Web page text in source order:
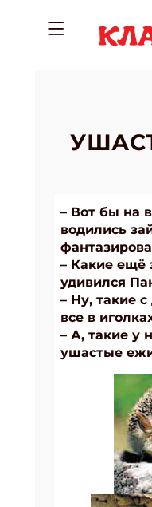
– Вот бы на
водились
– Какие ещё
удивился
– Ну, такие
все в
– А, такие у
ушастые